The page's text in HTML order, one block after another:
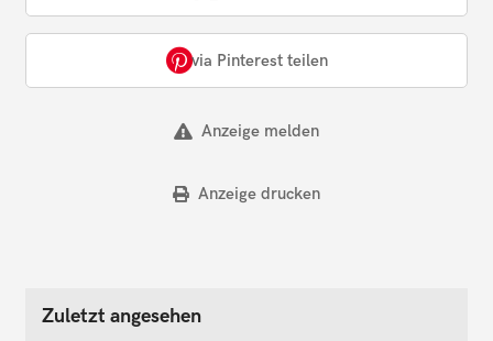
via Pinterest teilen
Anzeige melden
Anzeige drucken
Zuletzt angesehen